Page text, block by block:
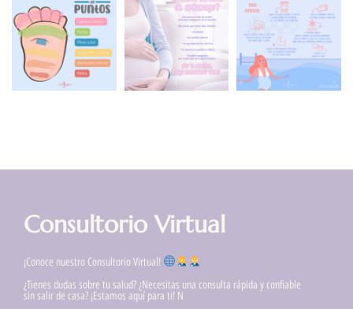
Consultorio Virtual
¡Conoce nuestro Consultorio Virtual!
¿Tienes dudas sobre tu salud? ¿Necesitas una consulta rápida y confiable
sin salir de casa? ¡Estamos aquí para ti! N